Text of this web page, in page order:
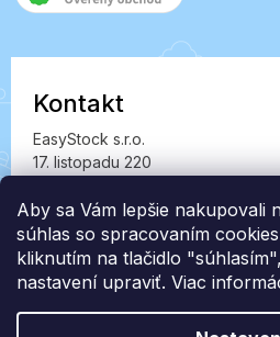
Aby sa Vám lepšie nakupovali
súhlas so spracovaním
kliknutím na tlačidlo
nastavení upraviť. Viac
Kontakt
EasyStock s.r.o.
17. listopadu 220
IČ: 07727402, DIČ: CZ07727402
info@londonclub.sk